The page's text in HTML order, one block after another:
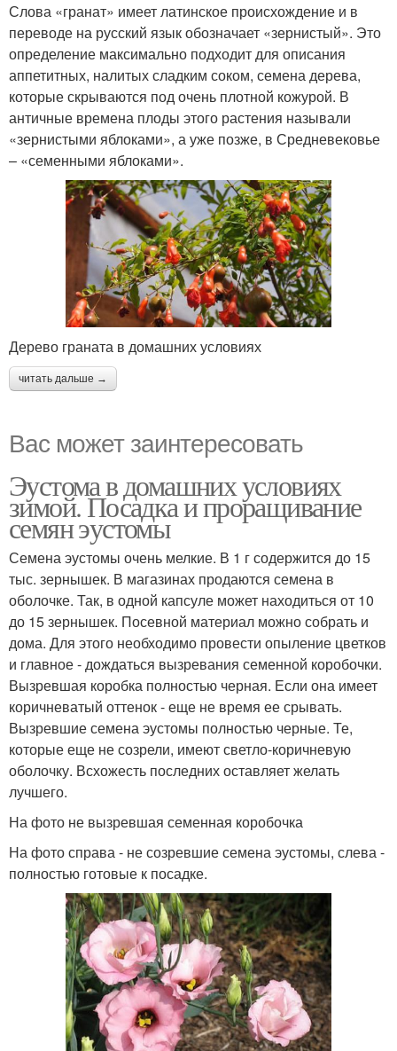
Слова «гранат» имеет латинское происхождение и в
переводе на русский язык обозначает «зернистый». Это
определение максимально подходит для описания
аппетитных, налитых сладким соком, семена дерева,
которые скрываются под очень плотной кожурой. В
античные времена плоды этого растения называли
«зернистыми яблоками», а уже позже, в Средневековье
– «семенными яблоками».
Дерево граната в домашних условиях
читать дальше →
Вас может заинтересовать
Эустома в домашних условиях
зимой. Посадка и проращивание
семян эустомы
Семена эустомы очень мелкие. В 1 г содержится до 15
тыс. зернышек. В магазинах продаются семена в
оболочке. Так, в одной капсуле может находиться от 10
до 15 зернышек. Посевной материал можно собрать и
дома. Для этого необходимо провести опыление цветков
и главное - дождаться вызревания семенной коробочки.
Вызревшая коробка полностью черная. Если она имеет
коричневатый оттенок - еще не время ее срывать.
Вызревшие семена эустомы полностью черные. Те,
которые еще не созрели, имеют светло-коричневую
оболочку. Всхожесть последних оставляет желать
лучшего.
На фото не вызревшая семенная коробочка
На фото справа - не созревшие семена эустомы, слева -
полностью готовые к посадке.